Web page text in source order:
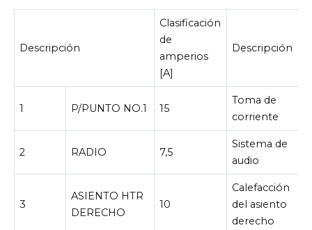
Descripción
Clasificación
de
amperios
[A]
Descripción
1 P/PUNTO NO.1 15
Toma de
corriente
2 RADIO 7,5
Sistema de
audio
3
ASIENTO HTR
DERECHO
10
Calefacción
del asiento
derecho